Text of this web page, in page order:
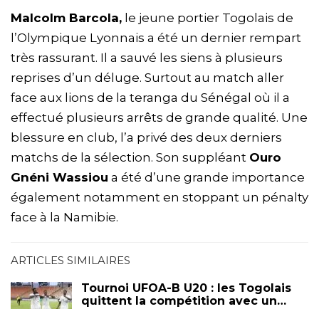
Malcolm Barcola, le jeune portier Togolais de
l’Olympique Lyonnais a été un dernier rempart
très rassurant. Il a sauvé les siens à plusieurs
reprises d’un déluge. Surtout au match aller
face aux lions de la teranga du Sénégal où il a
effectué plusieurs arrêts de grande qualité. Une
blessure en club, l’a privé des deux derniers
matchs de la sélection. Son suppléant Ouro
Gnéni Wassiou a été d’une grande importance
également notamment en stoppant un pénalty
face à la Namibie.
ARTICLES SIMILAIRES
Tournoi UFOA-B U20 : les Togolais
quittent la compétition avec un…